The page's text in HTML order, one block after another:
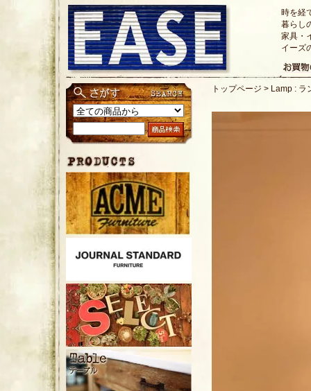
時を経
暮らし
家具・
イーズ
トップページ > Lamp : ラ